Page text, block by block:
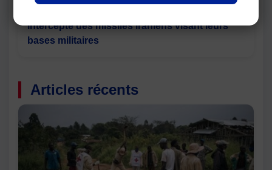
intercepté des missiles iraniens visant leurs
bases militaires
Articles récents